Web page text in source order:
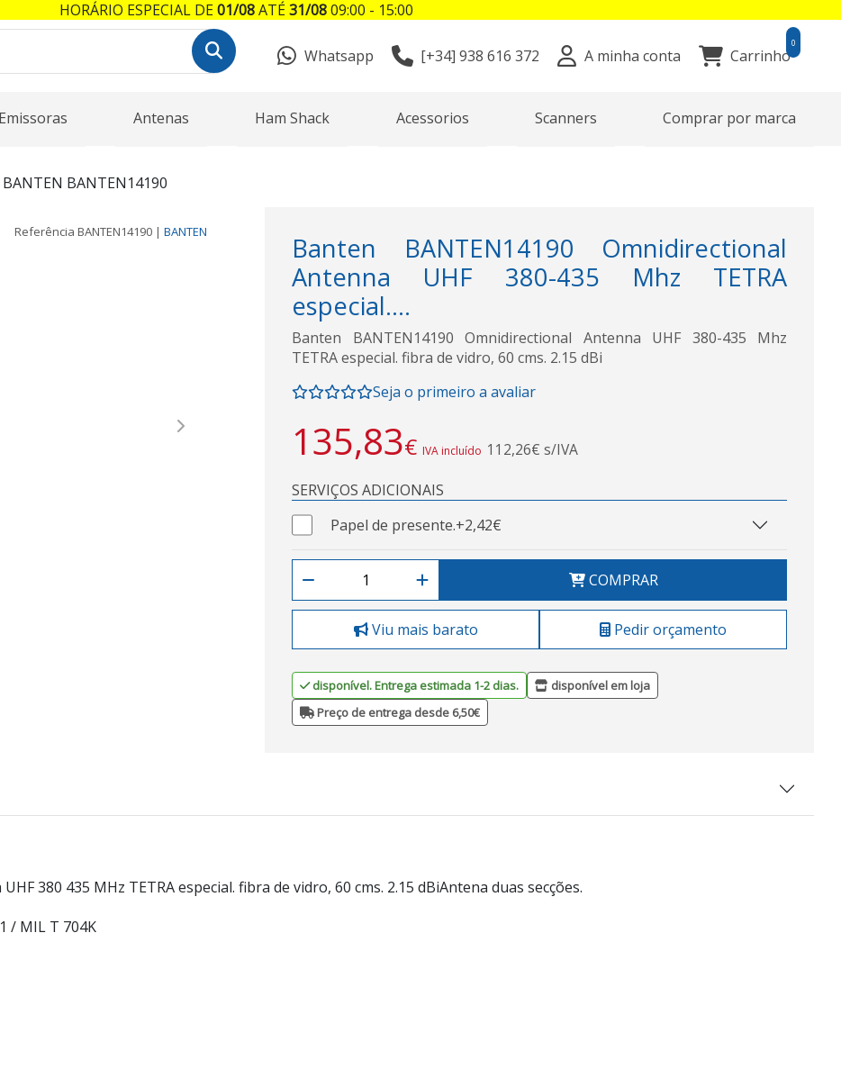
Whatsapp [+34] 938 616 372 A minha conta Carrinho
0
Emissoras Antenas Ham Shack Acessorios Scanners Comprar por marca
BANTEN BANTEN14190
Referência BANTEN14190 | BANTEN
Next
Banten BANTEN14190 Omnidirectional
Antenna UHF 380-435 Mhz TETRA
especial....
Banten BANTEN14190 Omnidirectional Antenna UHF 380-435 Mhz
TETRA especial. fibra de vidro, 60 cms. 2.15 dBi
Seja o primeiro a avaliar
135,83€ IVA incluído 112,26€ s/IVA
SERVIÇOS ADICIONAIS
Papel de presente.+2,42€
COMPRAR
Viu mais barato Pedir orçamento
disponível. Entrega estimada 1-2 dias.
disponível em loja
Preço de entrega desde 6,50€
380 435 MHz TETRA especial. fibra de vidro, 60 cms. 2.15 dBiAntena duas secções.
/ MIL T 704K
HORÁRIO ESPECIAL DE01/08ATÉ31/0809:00 - 15:00